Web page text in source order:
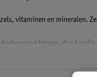
vitaminen en mineralen.
verpakkingen, dus
in totaal uit zes pakjes